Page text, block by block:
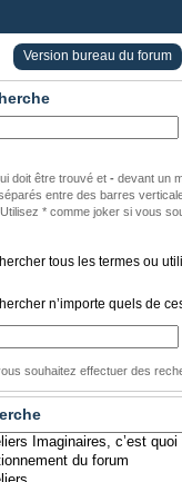
Version bureau du forum
doit être trouvé et - devant un
entre des barres
* comme joker si vous
tous les termes ou
n’importe quels de
souhaitez effectuer des